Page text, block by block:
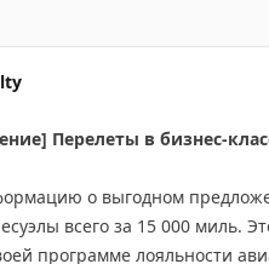
Перелеты в бизнес-
о выгодном
всего за 15 000 миль.
программе лояльности